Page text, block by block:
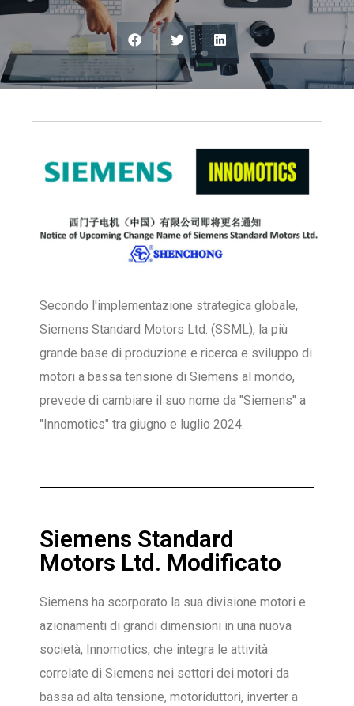
Secondo l'implementazione strategica globale,
Siemens Standard Motors Ltd. (SSML), la più
grande base di produzione e ricerca e sviluppo di
motori a bassa tensione di Siemens al mondo,
prevede di cambiare il suo nome da "Siemens" a
"Innomotics" tra giugno e luglio 2024.
Siemens Standard
Motors Ltd. Modificato
Siemens ha scorporato la sua divisione motori e
azionamenti di grandi dimensioni in una nuova
società, Innomotics, che integra le attività
correlate di Siemens nei settori dei motori da
bassa ad alta tensione, motoriduttori, inverter a